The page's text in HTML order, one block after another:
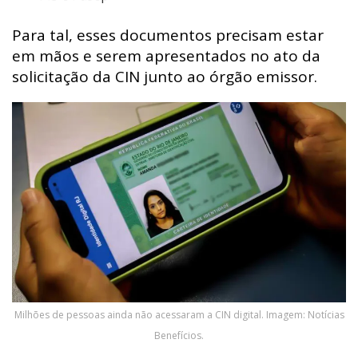
Para tal, esses documentos precisam estar
em mãos e serem apresentados no ato da
solicitação da CIN junto ao órgão emissor.
Milhões de pessoas ainda não acessaram a CIN digital. Imagem: Notícias
Benefícios.